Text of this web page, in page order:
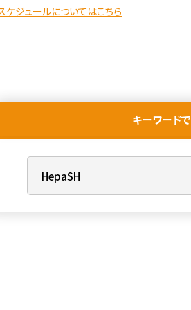
ケジュールについてはこちら
キーワード